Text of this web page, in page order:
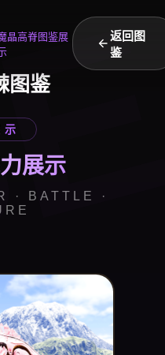
晶高脊图鉴展
返回图
鉴
图鉴
展示
· BATTLE ·